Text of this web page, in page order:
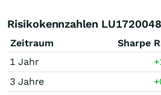
Risikokennzahlen
Zeitraum Sharpe
1 Jahr
3 Jahre